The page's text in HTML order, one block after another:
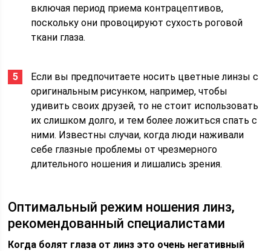
включая период приема контрацептивов,
поскольку они провоцируют сухость роговой
ткани глаза.
Если вы предпочитаете носить цветные линзы с
оригинальным рисунком, например, чтобы
удивить своих друзей, то не стоит использовать
их слишком долго, и тем более ложиться спать с
ними. Известны случаи, когда люди наживали
себе глазные проблемы от чрезмерного
длительного ношения и лишались зрения.
Оптимальный режим ношения линз,
рекомендованный специалистами
Когда болят глаза от линз это очень негативный